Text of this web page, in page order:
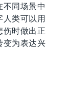
同场景中
人类可以用
伤时做出正
变为表达兴